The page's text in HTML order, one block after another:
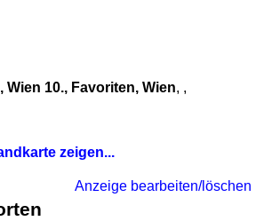
Wien 10., Favoriten, Wien, ,
zeigen...
Anzeige bearbeiten/löschen